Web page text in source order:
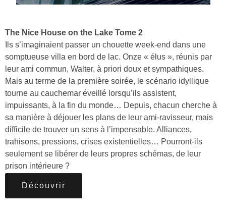
The Nice House on the Lake Tome 2
Ils s’imaginaient passer un chouette week-end dans une
somptueuse villa en bord de lac. Onze « élus », réunis par
leur ami commun, Walter, à priori doux et sympathiques.
Mais au terme de la première soirée, le scénario idyllique
tourne au cauchemar éveillé lorsqu’ils assistent,
impuissants, à la fin du monde… Depuis, chacun cherche à
sa manière à déjouer les plans de leur ami-ravisseur, mais
difficile de trouver un sens à l’impensable. Alliances,
trahisons, pressions, crises existentielles… Pourront-ils
seulement se libérer de leurs propres schémas, de leur
prison intérieure ?
Découvrir